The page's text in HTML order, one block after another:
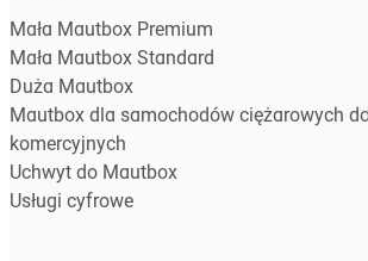
Mała Mautbox Premium
Mała Mautbox Standard
Duża Mautbox
Mautbox dla samochodów ciężarowych
komercyjnych
Uchwyt do Mautbox
Usługi cyfrowe